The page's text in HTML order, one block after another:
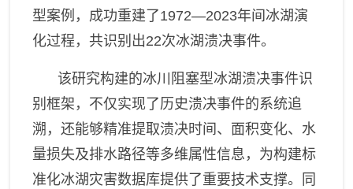
型案例，成功重建了1972—2023年间冰湖演
化过程，共识别出22次冰湖溃决事件。
该研究构建的冰川阻塞型冰湖溃决事件识
别框架，不仅实现了历史溃决事件的系统追
溯，还能够精准提取溃决时间、面积变化、水
量损失及排水路径等多维属性信息，为构建标
准化冰湖灾害数据库提供了重要技术支撑。同